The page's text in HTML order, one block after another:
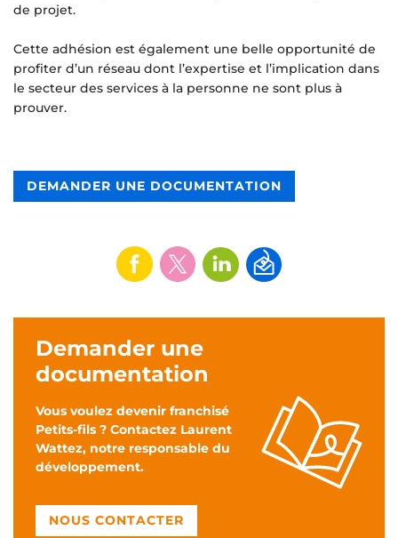
de projet.
Cette adhésion est également une belle opportunité de
profiter d’un réseau dont l’expertise et l’implication dans
le secteur des services à la personne ne sont plus à
prouver.
DEMANDER UNE DOCUMENTATION
Demander une
documentation
Vous voulez devenir franchisé
Petits-fils ? Contactez Laurent
Wattez, notre responsable du
développement.
NOUS CONTACTER